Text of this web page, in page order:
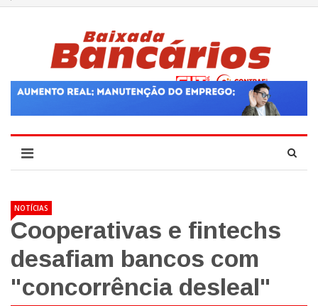
NOTÍCIAS
Cooperativas e fintechs
desafiam bancos com
"concorrência desleal"